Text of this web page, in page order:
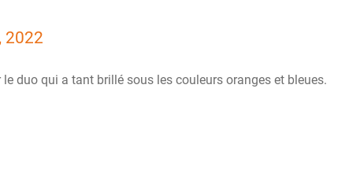
2022
duo qui a tant brillé sous les couleurs oranges et bleues.